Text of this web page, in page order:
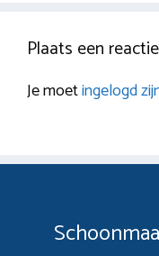
Plaats een reactie
Je moetingelogd